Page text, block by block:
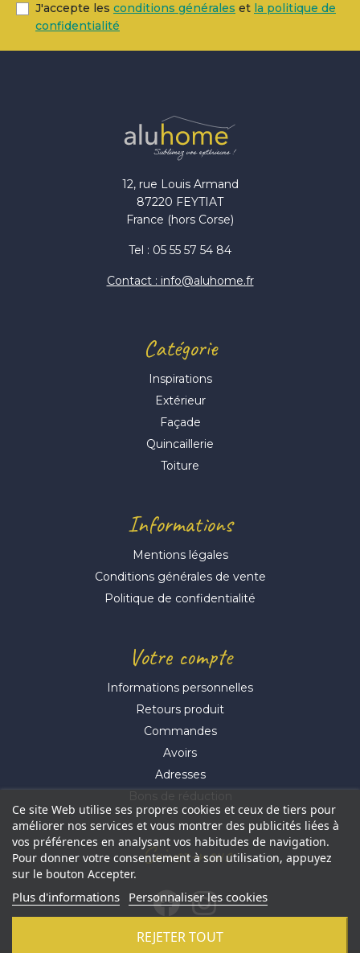
J'accepte les conditions générales et la politique de
confidentialité
12, rue Louis Armand
87220 FEYTIAT
France (hors Corse)
Tel : 05 55 57 54 84
Contact : info@aluhome.fr
Votre compte
Informations personnelles
Retours produit
Commandes
Avoirs
Adresses
Catégorie
Inspirations
Extérieur
Façade
Quincaillerie
Toiture
Informations
Mentions légales
Conditions générales de vente
Politique de confidentialité
Suivez-nous
Ce site Web utilise ses propres cookies et ceux de tiers pour
améliorer nos services et vous montrer des publicités liées à
vos préférences en analysant vos habitudes de navigation.
Pour donner votre consentement à son utilisation, appuyez
sur le bouton Accepter.
Plus d'informations Personnaliser les cookies
REJETER TOUT